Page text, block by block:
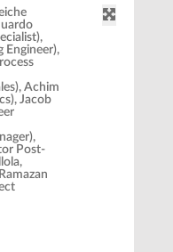
Engineer),
Achim
Jacob
Post-